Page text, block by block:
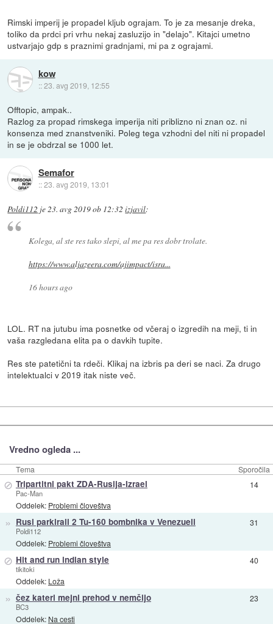
Rimski imperij je propadel kljub ograjam. To je za mesanje dreka,
toliko da prdci pri vrhu nekaj zasluzijo in "delajo". Kitajci umetno
ustvarjajo gdp s praznimi gradnjami, mi pa z ograjami.
kow
::23. avg 2019, 12:55
Offtopic, ampak..
Razlog za propad rimskega imperija niti priblizno ni znan oz. ni
konsenza med znanstveniki. Poleg tega vzhodni del niti ni propadel
in se je obdrzal se 1000 let.
Semafor
::23. avg 2019, 13:01
Poldi112 je 23. avg 2019 ob 12:32 izjavil:
Kolega, al ste res tako slepi, al me pa res dobr trolate.
https://www.aljazeera.com/ajimpact/isra...
16 hours ago
LOL. RT na jutubu ima posnetke od včeraj o izgredih na meji, ti in
vaša razgledana elita pa o davkih tupite.
Res ste patetični ta rdeči. Klikaj na izbris pa deri se naci. Za drugo
intelektualci v 2019 itak niste več.
Vredno ogleda ...
Tema Sporočila
⊘ Tripartitni pakt ZDA-Rusija-Izrael
Pac-Man
Oddelek: Problemi človeštva
14
» Rusi parkirali 2 Tu-160 bombnika v Venezueli
Poldi112
Oddelek: Problemi človeštva
31
⊘ Hit and run indian style
tikitoki
Oddelek: Loža
40
» čez kateri mejni prehod v nemčijo
BC3
Oddelek: Na cesti
23